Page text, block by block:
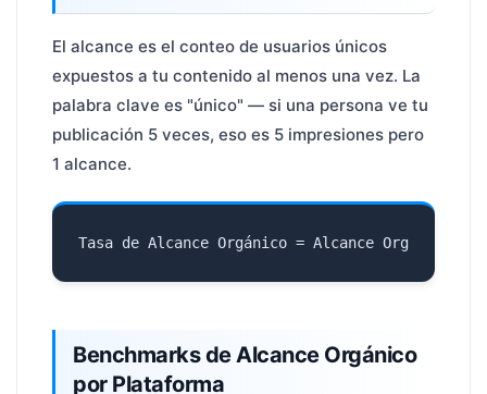
El alcance es el conteo de usuarios únicos
expuestos a tu contenido al menos una vez. La
palabra clave es "único" — si una persona ve tu
publicación 5 veces, eso es 5 impresiones pero
1 alcance.
Benchmarks de Alcance Orgánico
por Plataforma